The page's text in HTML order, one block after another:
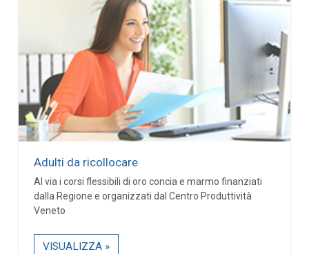
Adulti da ricollocare
Al via i corsi flessibili di oro concia e marmo finanziati
dalla Regione e organizzati dal Centro Produttività
Veneto
VISUALIZZA »